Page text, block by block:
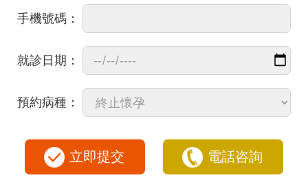
手機號碼：
就診日期：
預約病種：
立即提交 電話咨詢